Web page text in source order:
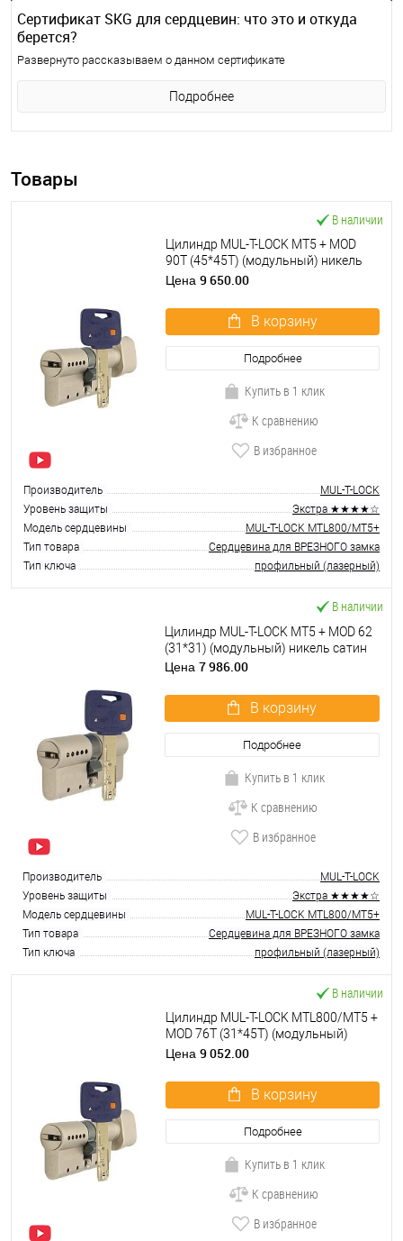
Сертификат SKG для сердцевин: что это и откуда
берется?
Развернуто рассказываем о данном сертификате
Подробнее
Товары
В наличии
Цилиндр MUL-T-LOCK MT5 + MOD
90T (45*45T) (модульный) никель
сатин
Цена 9 650.00
В корзину
Подробнее
Купить в 1 клик
К сравнению
В избранное
Производитель
MUL-T-LOCK
Уровень защиты
Экстра ★★★★☆
Модель сердцевины
MUL-T-LOCK MTL800/MT5+
Тип товара
Сердцевина для ВРЕЗНОГО замка
Тип ключа
профильный (лазерный)
В наличии
Цилиндр MUL-T-LOCK MT5 + MOD 62
(31*31) (модульный) никель сатин
Цена 7 986.00
В корзину
Подробнее
Купить в 1 клик
К сравнению
В избранное
Производитель
MUL-T-LOCK
Уровень защиты
Экстра ★★★★☆
Модель сердцевины
MUL-T-LOCK MTL800/MT5+
Тип товара
Сердцевина для ВРЕЗНОГО замка
Тип ключа
профильный (лазерный)
В наличии
Цилиндр MUL-T-LOCK MTL800/MT5 +
MOD 76T (31*45T) (модульный)
никель сатин
Цена 9 052.00
В корзину
Подробнее
Купить в 1 клик
К сравнению
В избранное